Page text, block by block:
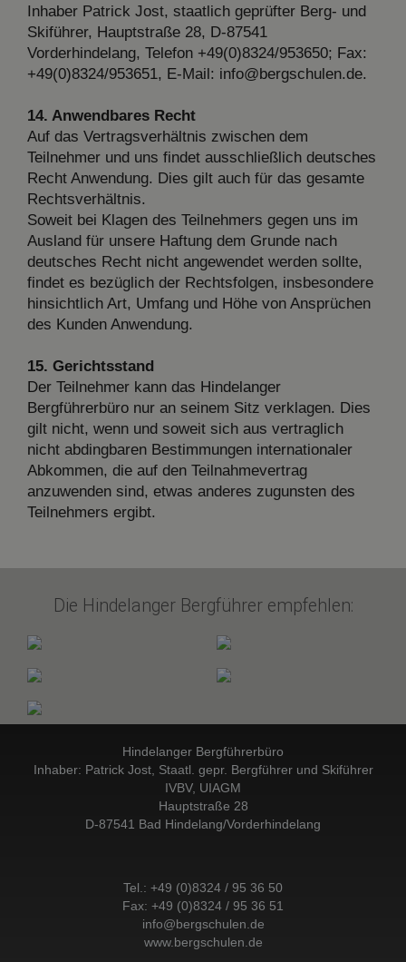
Inhaber Patrick Jost, staatlich geprüfter Berg- und
Skiführer, Hauptstraße 28, D-87541
Vorderhindelang, Telefon +49(0)8324/953650; Fax:
+49(0)8324/953651, E-Mail: info@bergschulen.de.
14. Anwendbares Recht
Auf das Vertragsverhältnis zwischen dem
Teilnehmer und uns findet ausschließlich deutsches
Recht Anwendung. Dies gilt auch für das gesamte
Rechtsverhältnis.
Soweit bei Klagen des Teilnehmers gegen uns im
Ausland für unsere Haftung dem Grunde nach
deutsches Recht nicht angewendet werden sollte,
findet es bezüglich der Rechtsfolgen, insbesondere
hinsichtlich Art, Umfang und Höhe von Ansprüchen
des Kunden Anwendung.
15. Gerichtsstand
Der Teilnehmer kann das Hindelanger
Bergführerbüro nur an seinem Sitz verklagen. Dies
gilt nicht, wenn und soweit sich aus vertraglich
nicht abdingbaren Bestimmungen internationaler
Abkommen, die auf den Teilnahmevertrag
anzuwenden sind, etwas anderes zugunsten des
Teilnehmers ergibt.
Die Hindelanger Bergführer empfehlen:
Hindelanger Bergführerbüro
Inhaber: Patrick Jost, Staatl. gepr. Bergführer und Skiführer
IVBV, UIAGM
Hauptstraße 28
D-87541 Bad Hindelang/Vorderhindelang
Tel.: +49 (0)8324 / 95 36 50
Fax: +49 (0)8324 / 95 36 51
info@bergschulen.de
www.bergschulen.de